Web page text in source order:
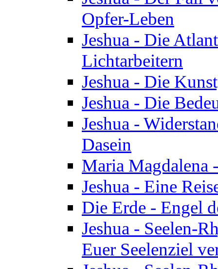
Opfer-Leben
Jeshua - Die
Lichtarbeitern
Jeshua - Die
Jeshua - Die
Jeshua -
Dasein
Maria Magdalena
Jeshua - Eine
Die Erde - Engel
Jeshua - Seelen-
Euer Seelenziel